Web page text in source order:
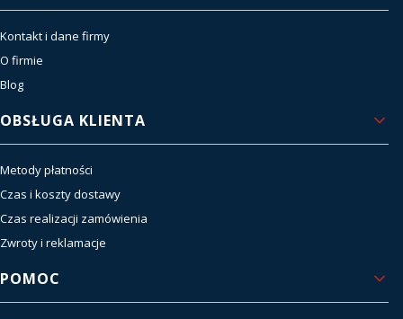
Kontakt i dane firmy
O firmie
Blog
OBSŁUGA KLIENTA
Metody płatności
Czas i koszty dostawy
Czas realizacji zamówienia
Zwroty i reklamacje
POMOC